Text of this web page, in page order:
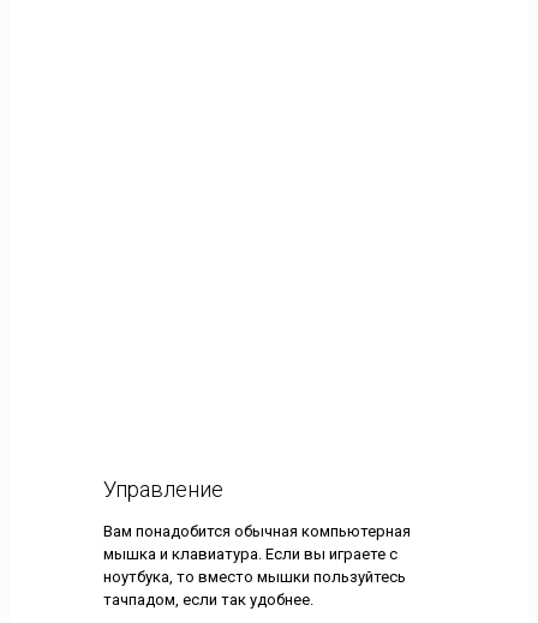
Управление
Вам понадобится обычная компьютерная
мышка и клавиатура. Если вы играете с
ноутбука, то вместо мышки пользуйтесь
тачпадом, если так удобнее.